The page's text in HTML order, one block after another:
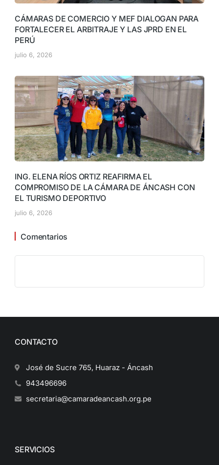
CÁMARAS DE COMERCIO Y MEF DIALOGAN PARA
FORTALECER EL ARBITRAJE Y LAS JPRD EN EL
PERÚ
julio 6, 2026
ING. ELENA RÍOS ORTIZ REAFIRMA EL
COMPROMISO DE LA CÁMARA DE ÁNCASH CON
EL TURISMO DEPORTIVO
julio 6, 2026
Comentarios
CONTACTO
José de Sucre 765, Huaraz - Áncash
943496696
secretaria@camaradeancash.org.pe
SERVICIOS